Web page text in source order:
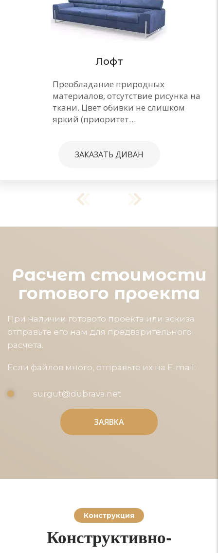
Лофт
Преобладание природных
материалов, отсутствие рисунка на
ткани. Цвет обивки не слишком
яркий (приоритет…
ЗАКАЗАТЬ ДИВАН
Расчет стоимости
готового проекта
При наличии готового проекта или эскиза
отправьте его нам для предварительного
расчета.
Если файлов много, отправьте их на E-mail:
surgut@dubrava.net
ЗАЯВКА
ЗАЯВКА
Конструкция
Конструктивно-